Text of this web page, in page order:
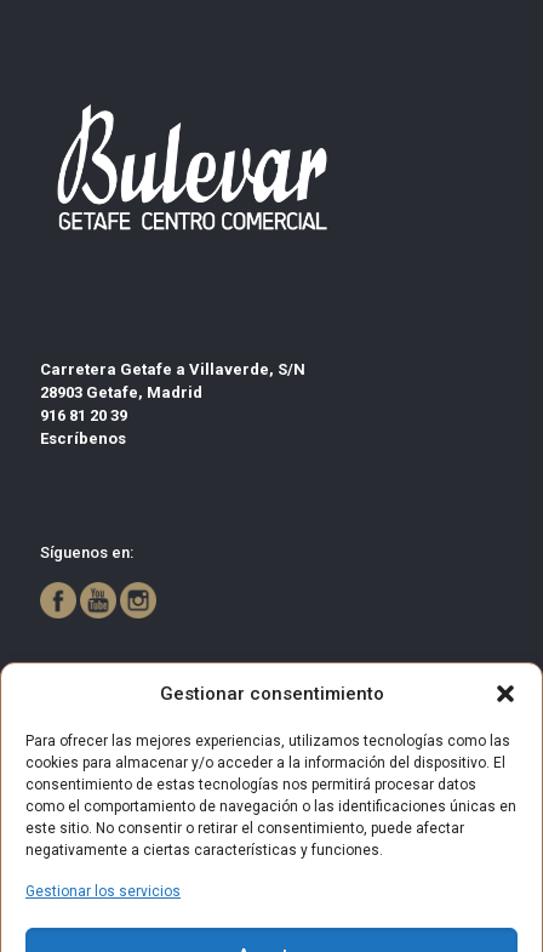
Gestionar consentimiento
Para ofrecer las mejores experiencias, utilizamos tecnologías como las
cookies para almacenar y/o acceder a la información del dispositivo. El
consentimiento de estas tecnologías nos permitirá procesar datos
como el comportamiento de navegación o las identificaciones únicas en
este sitio. No consentir o retirar el consentimiento, puede afectar
negativamente a ciertas características y funciones.
Gestionar los servicios
Carretera Getafe a Villaverde, S/N
28903 Getafe, Madrid
916 81 20 39
Escríbenos
Síguenos en:
© 2025 Centro Comercial Bulevar Getafe. Todos los derechos